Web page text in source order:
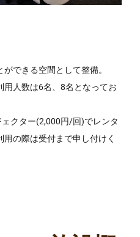
できる空間として整備。
人数は6名、8名となってお
クター(2,000円/回)でレンタ
の際は受付まで申し付けく